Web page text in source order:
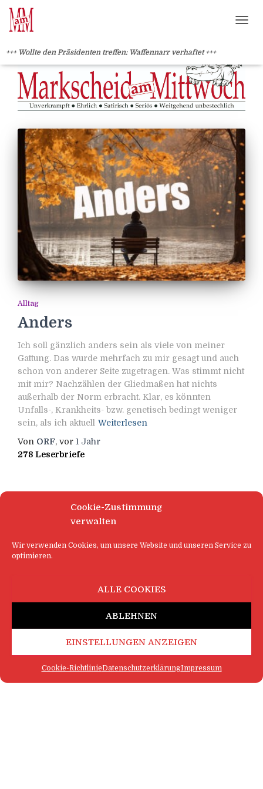
Cookie-Zustimmung
verwalten
Wir verwenden Cookies, um unsere Website und unseren Service zu
optimieren.
ALLE COOKIES
ABLEHNEN
EINSTELLUNGEN ANZEIGEN
Cookie-RichtlinieDatenschutzerklärungImpressum
+++ Wollte den Präsidenten treffen: Waffennarr verhaftet +++
Alltag
Anders
Ich soll gänzlich anders sein als viele von meiner
Gattung. Das wurde mehrfach zu mir gesagt und auch
schon von anderer Seite zugetragen. Was stimmt nicht
mit mir? Nachzählen der Gliedmaßen hat nichts
außerhalb der Norm erbracht. Klar, es könnten
Unfalls-, Krankheits- bzw. genetisch bedingt weniger
sein, als ich aktuell Weiterlesen
Von ORF, vor 1 Jahr
278 Leserbriefe